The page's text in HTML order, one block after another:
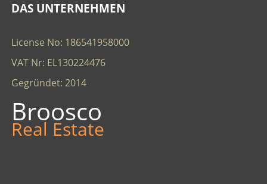
DAS UNTERNEHMEN
License No: 186541958000
VAT Nr: EL130224476
Gegründet: 2014
Broosco
Real Estate